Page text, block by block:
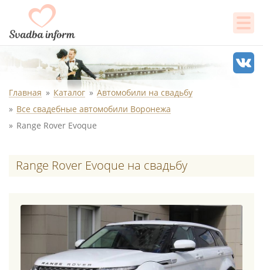
Главная Каталог
Автомобили на свадьбу
Все свадебные автомобили Воронежа
Range Rover Evoque
Range Rover Evoque на свадьбу